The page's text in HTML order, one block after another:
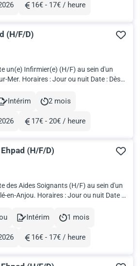
Rémunération
16€ - 17€ / heure
(H/F/D)
un(e) Infirmier(e) (H/F) au sein d'un
Date : Dès
Fondé par des
Intérim
Durée
2 mois
Rémunération
17€ - 20€ / heure
(H/F/D)
des Aides Soignants (H/F) au sein d'un
: Jour ou nuit Date :
c'est: Fondé par des
Contract
Intérim
Durée
1 mois
Rémunération
16€ - 17€ / heure